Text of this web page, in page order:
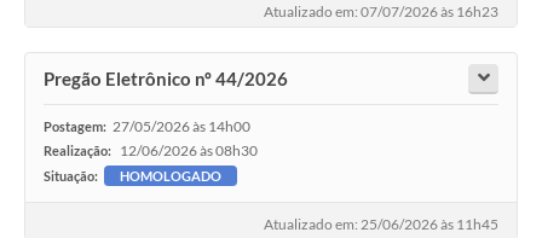
Atualizado em: 07/07/2026 às 16h23
Pregão Eletrônico nº 44/2026
Postagem: 27/05/2026 às 14h00
Realização: 12/06/2026 às 08h30
Situação: HOMOLOGADO
Atualizado em: 25/06/2026 às 11h45